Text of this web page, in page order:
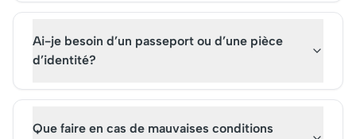
Ai-je besoin d’un passeport ou d’une pièce
d’identité?
Que faire en cas de mauvaises conditions